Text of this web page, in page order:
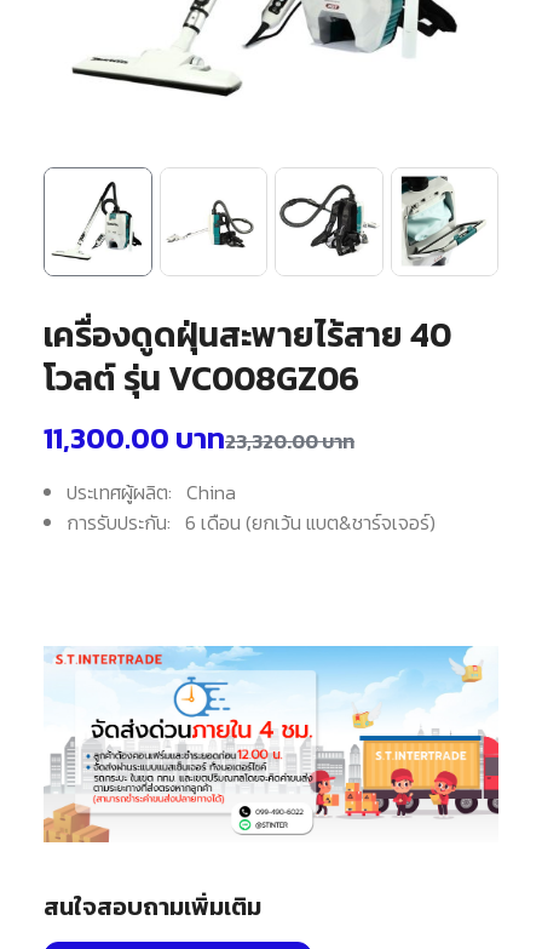
เครื่องดูดฝุ่นสะพายไร้สาย 40
โวลต์ รุ่น VC008GZ06
23,320.00บาท
11,300.00 บาท
ประเทศผู้ผลิต: China
การรับประกัน: 6 เดือน (ยกเว้น แบต&ชาร์จเจอร์)
สนใจสอบถามเพิ่มเติม